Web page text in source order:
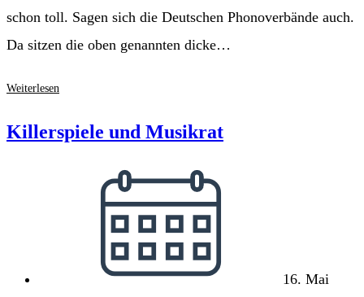
schon toll. Sagen sich die Deutschen Phonoverbände auch.
Da sitzen die oben genannten dicke…
Weiterlesen
Samariter
unterwegs
Killerspiele und Musikrat
veröffentlicht:
16. Mai